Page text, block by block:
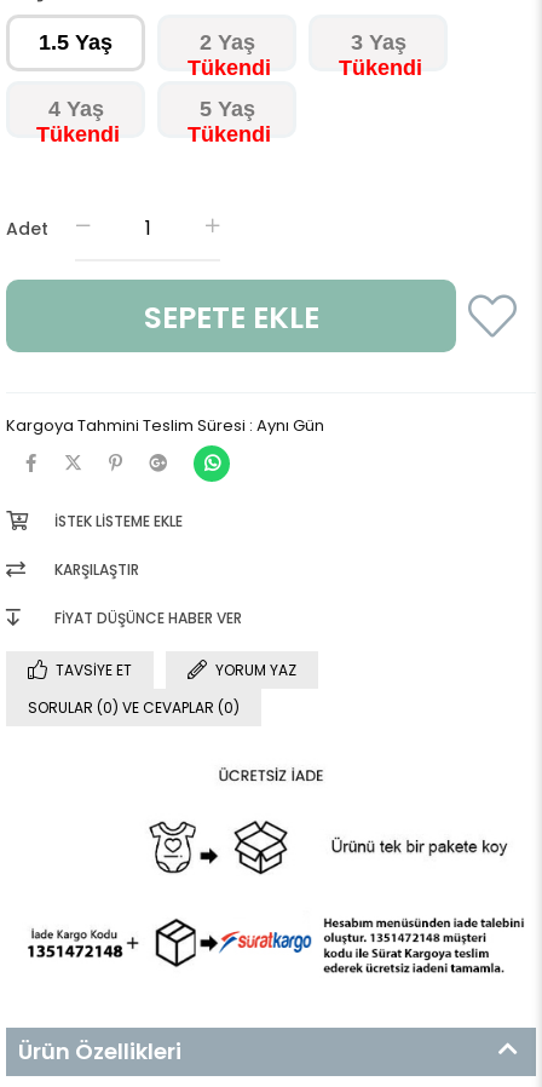
1.5 Yaş 2 Yaş 3 Yaş
4 Yaş 5 Yaş
Adet
Kargoya Tahmini Teslim Süresi : Aynı Gün
İSTEK LISTEME EKLE
KARŞILAŞTIR
FIYAT DÜŞÜNCE HABER VER
TAVSIYE ET
YORUM YAZ
SORULAR (0) VE CEVAPLAR (0)
Ürün Özellikleri